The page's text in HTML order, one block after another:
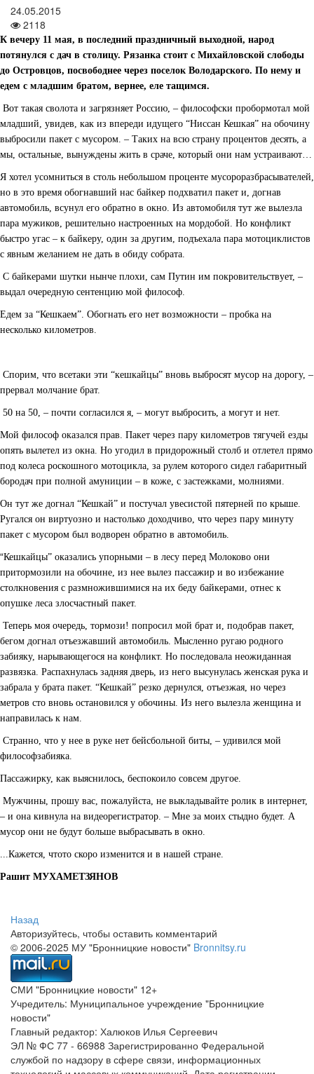
24.05.2015
2118
К вечеру 11 мая, в последний праздничный выходной, народ
потянулся с дач в столицу. Рязанка стоит с Михайловской слободы
до Островцов, посвободнее через поселок Володарского. По нему и
едем с младшим братом, вернее, еле тащимся.
­ Вот такая сволота и загрязняет Россию, – философски пробормотал мой
младший, увидев, как из впереди идущего “Ниссан Кешкая” на обочину
выбросили пакет с мусором. – Таких на всю страну процентов десять, а
мы, остальные, вынуждены жить в сраче, который они нам устраивают…
Я хотел усомниться в столь небольшом проценте мусороразбрасывателей,
но в это время обогнавший нас байкер подхватил пакет и, догнав
автомобиль, всунул его обратно в окно. Из автомобиля тут же вылезла
пара мужиков, решительно настроенных на мордобой. Но конфликт
быстро угас – к байкеру, один за другим, подъехала пара мотоциклистов
с явным желанием не дать в обиду собрата.
­ С байкерами шутки нынче плохи, сам Путин им покровительствует, –
выдал очередную сентенцию мой философ.
Едем за “Кешкаем”. Обогнать его нет возможности – пробка на
несколько километров.
­ Спорим, что все­таки эти “кешкайцы” вновь выбросят мусор на дорогу, –
прервал молчание брат.
­ 50 на 50, – почти согласился я, – могут выбросить, а могут и нет.
Мой философ оказался прав. Пакет через пару километров тягучей езды
опять вылетел из окна. Но угодил в придорожный столб и отлетел прямо
под колеса роскошного мотоцикла, за рулем которого сидел габаритный
бородач при полной амуниции – в коже, с застежками, молниями.
Он тут же догнал “Кешкай” и постучал увесистой пятерней по крыше.
Ругался он виртуозно и настолько доходчиво, что через пару минуту
пакет с мусором был водворен обратно в автомобиль.
“Кешкайцы” оказались упорными – в лесу перед Молоково они
притормозили на обочине, из нее вылез пассажир и во избежание
столкновения с размножившимися на их беду байкерами, отнес к
опушке леса злосчастный пакет.
­ Теперь моя очередь, тормози!­ попросил мой брат и, подобрав пакет,
бегом догнал отъезжавший автомобиль. Мысленно ругаю родного
забияку, нарывающегося на конфликт. Но последовала неожиданная
развязка. Распахнулась задняя дверь, из него высунулась женская рука и
забрала у брата пакет. “Кешкай” резко дернулся, отъезжая, но через
метров сто вновь остановился у обочины. Из него вылезла женщина и
направилась к нам.
­ Странно, что у нее в руке нет бейсбольной биты, – удивился мой
философ­забияка.
Пассажирку, как выяснилось, беспокоило совсем другое.
­ Мужчины, прошу вас, пожалуйста, не выкладывайте ролик в интернет,
– и она кивнула на видеорегистратор. – Мне за моих стыдно будет. А
мусор они не будут больше выбрасывать в окно.
...Кажется, что­то скоро изменится и в нашей стране.
Рашит МУХАМЕТЗЯНОВ
Назад
Авторизуйтесь, чтобы оставить комментарий
© 2006-2025 МУ "Бронницкие новости" Bronnitsy.ru
СМИ "Бронницкие новости" 12+
Учредитель: Муниципальное учреждение "Бронницкие
новости"
Главный редактор: Халюков Илья Сергеевич
ЭЛ № ФС 77 - 66988 Зарегистрированно Федеральной
службой по надзору в сфере связи, информационных